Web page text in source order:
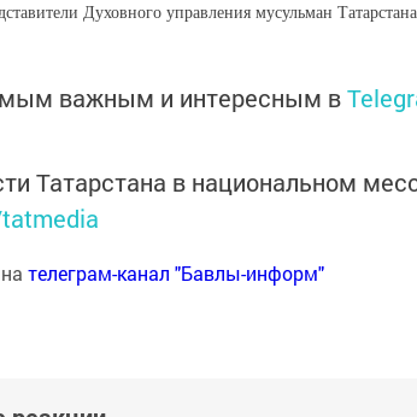
Духовного управления мусульман
важным и интересным в
Татарстана в национальном
телеграм-канал "Бавлы-информ"